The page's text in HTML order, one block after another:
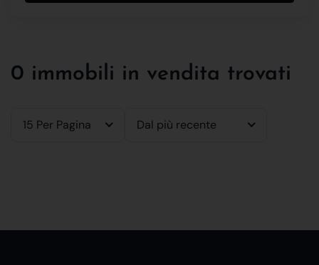
0 immobili in vendita trovati
15 Per Pagina Dal più recente